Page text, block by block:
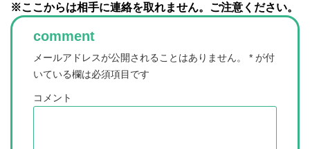
※ここからは相手に連絡を取れません。ご注意ください。
comment
メールアドレスが公開されることはありません。 * が付
いている欄は必須項目です
コメント